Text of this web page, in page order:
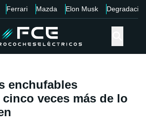
Ferrari Mazda Elon Musk Degradación
enchufables
veces más de lo